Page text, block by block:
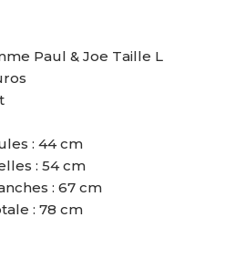
Paul & Joe Taille L
: 44 cm
: 54 cm
: 67 cm
: 78 cm